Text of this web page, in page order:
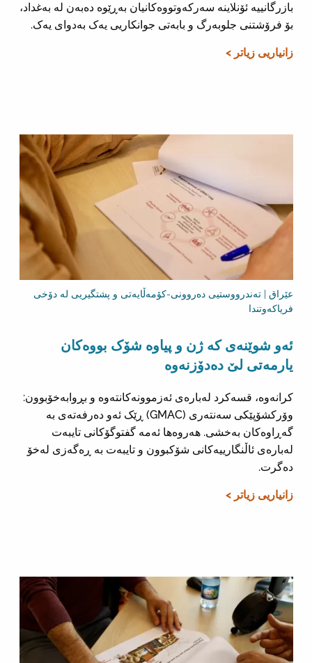
بازرگانییە ئۆنلاینە سەرکەوتووەکانیان بەڕێوە دەبەن لە بەغداد،
بۆ فرۆشتنی جلوبەرگ و بابەتی جوانکاریی یەک بەدوای یەک.
زانیاریی زیاتر >
عێراق | تەندرووستیی دەروونی-کۆمەڵایەتی و پشتگیریی لە دۆخی
فریاکەوتندا
ئەو شوێنەی کە ژن و پیاوە شۆک بووەکان
یارمەتی لێ دەدۆزنەوە
کرانەوە، قسەکرد لەبارەی ئەزموونەکانتەوە و بڕوابەخۆبوون:
وۆرکشۆپێکی سەنتەری (GMAC) ڕێک ئەو دەرفەتەی بە
گەڕاوەکان بەخشی. هەروەها ئەمە گفتوگۆکانی تایبەت
لەبارەی ئاڵنگارییەکانی شۆکبوون و تایبەت بە ڕەگەزی لەخۆ
دەگرت.
زانیاریی زیاتر >